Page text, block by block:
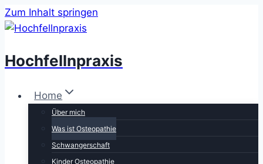
Zum Inhalt springen
Hochfellnpraxis
Home
Über mich
Was ist Osteopathie
Schwangerschaft
Kinder Osteopathie